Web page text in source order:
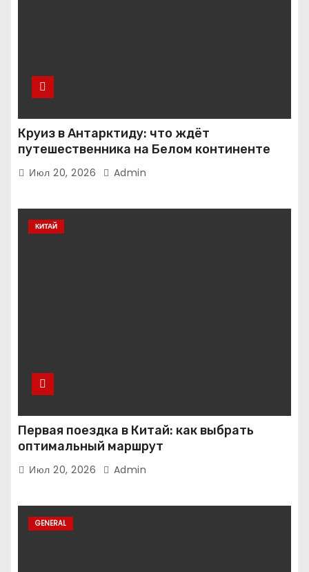
Круиз в Антарктиду: что ждёт
путешественника на Белом континенте
Июл 20, 2026 Admin
КИТАЙ
Первая поездка в Китай: как выбрать
оптимальный маршрут
Июл 20, 2026 Admin
GENERAL